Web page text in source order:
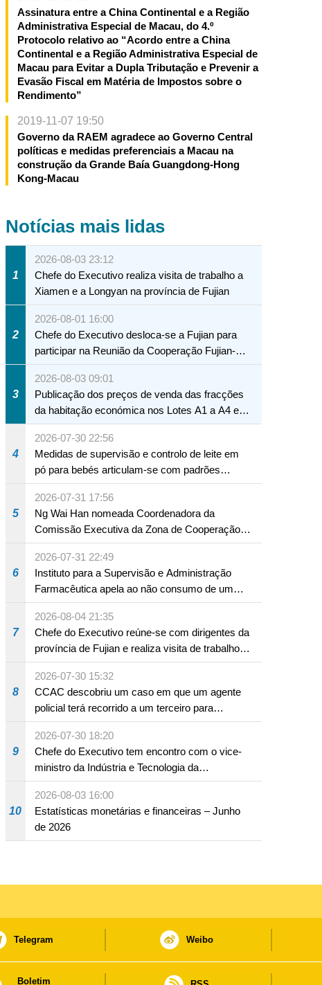
Assinatura entre a China Continental e a Região
Administrativa Especial de Macau, do 4.º
Protocolo relativo ao “Acordo entre a China
Continental e a Região Administrativa Especial de
Macau para Evitar a Dupla Tributação e Prevenir a
Evasão Fiscal em Matéria de Impostos sobre o
Rendimento”
2019-11-07 19:50
Governo da RAEM agradece ao Governo Central
políticas e medidas preferenciais a Macau na
construção da Grande Baía Guangdong-Hong
Kong-Macau
Notícias mais lidas
1
2026-08-03 23:12
Chefe do Executivo realiza visita de trabalho a
Xiamen e a Longyan na província de Fujian
2
2026-08-01 16:00
Chefe do Executivo desloca-se a Fujian para
participar na Reunião da Cooperação Fujian-
Macau
3
2026-08-03 09:01
Publicação dos preços de venda das fracções
da habitação económica nos Lotes A1 a A4 e
A12 da Zona A dos Novos Aterros
4
2026-07-30 22:56
Medidas de supervisão e controlo de leite em
pó para bebés articulam-se com padrões
internacionais Serviços interdepartamentais
envidam esforços para assegurar a saúde dos
bebés e crianças, assim como a segurança
alimentar
5
2026-07-31 17:56
Ng Wai Han nomeada Coordenadora da
Comissão Executiva da Zona de Cooperação
Aprofundada entre Guangdong e Macau em
Hengqin
6
2026-07-31 22:49
Instituto para a Supervisão e Administração
Farmacêutica apela ao não consumo de um
produto com substâncias medicamentosas
ocidentais
7
2026-08-04 21:35
Chefe do Executivo reúne-se com dirigentes da
província de Fujian e realiza visita de trabalho
em Fuzhou
8
2026-07-30 15:32
CCAC descobriu um caso em que um agente
policial terá recorrido a um terceiro para
assumir por si a culpa na sequência de uma
infracção rodoviária
9
2026-07-30 18:20
Chefe do Executivo tem encontro com o vice-
ministro da Indústria e Tecnologia da
Informação
10
2026-08-03 16:00
Estatísticas monetárias e financeiras – Junho
de 2026
Telegram Weibo
Boletim